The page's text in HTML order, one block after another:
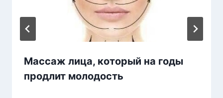
Массаж лица, который на годы
продлит молодость